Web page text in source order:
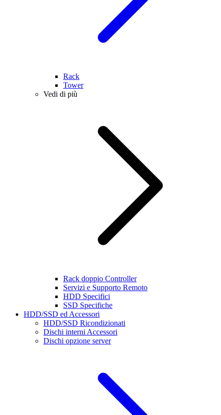
Rack
Tower
Vedi di più
Rack doppio Controller
Servizi e Supporto Remoto
HDD Specifici
SSD Specifiche
HDD/SSD ed Accessori
HDD/SSD Ricondizionati
Dischi interni Accessori
Dischi opzione server